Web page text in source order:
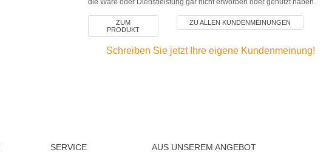
ZUM
PRODUKT
ZU ALLEN KUNDENMEINUNGEN
Schreiben Sie jetzt Ihre eigene Kundenmeinung!
SERVICE AUS UNSEREM ANGEBOT